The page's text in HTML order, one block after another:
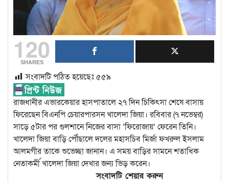
120
SHARES
সংবাদটি পঠিত হয়েছেঃ৫৫৯
রাজধানীর এভারকেয়ার হাসপাতালে ২৭ দিন চিকিৎসা শেষে বাসায়
ফিরেছেন বিএনপি চেয়ারপারসন খালেদা জিয়া। রবিবার (৭ নভেম্বর)
সাড়ে ৫টার পর গুলশানে নিজের বাসা ‘ফিরোজায়’ ফেরেন তিনি।
খালেদা জিয়া বাড়ি পৌঁছালে দলের মহাসচিব মির্জা ফখরুল ইসলাম
আলমগীর তাকে শুভেচ্ছা জানান। এ সময় বাড়ির সামনে শতাধিক
নেতাকর্মী খালেদা জিয়া দেখার জন্য ভিড় করেন।
সংবাদটি শেয়ার করুন